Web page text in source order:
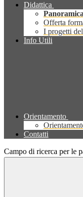
Didattica
Panoramica
Offerta
I progetti
Info Utili
Orientamento
Contatti
Campo di ricerca per le